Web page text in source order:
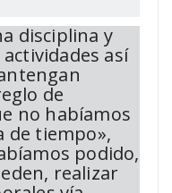
disciplina y
así
de
no habíamos
de tiempo»,
podido,
realizar